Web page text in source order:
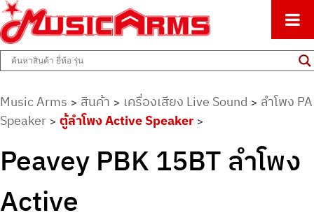
Music Arms
ศูนย์รวมครื่องดนตรีทุกชนิด ตั้งแต่เริ่มต้นถึงมืออาชีพ
Music Arms > สินค้า > เครื่องเสียง Live Sound > ลำโพง PA
Speaker > ตู้ลำโพง Active Speaker >
Peavey PBK 15BT ลำโพง
Active